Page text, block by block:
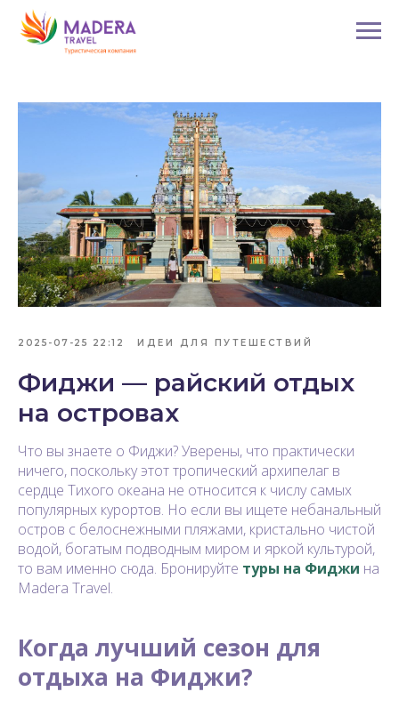
2025-07-25 22:12 ИДЕИ ДЛЯ ПУТЕШЕСТВИЙ
Фиджи — райский отдых
на островах
Что вы знаете о Фиджи? Уверены, что практически
ничего, поскольку этот тропический архипелаг в
сердце Тихого океана не относится к числу самых
популярных курортов. Но если вы ищете небанальный
остров с белоснежными пляжами, кристально чистой
водой, богатым подводным миром и яркой культурой,
то вам именно сюда. Бронируйте туры на Фиджи на
Madera Travel.
Когда лучший сезон для
отдыха на Фиджи?